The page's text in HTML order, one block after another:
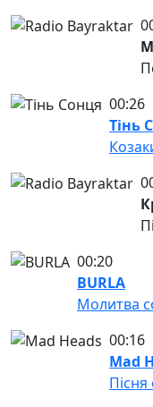
00:26
Тінь
00:20
BURLA
Молитва
00:16
Mad
Пісня